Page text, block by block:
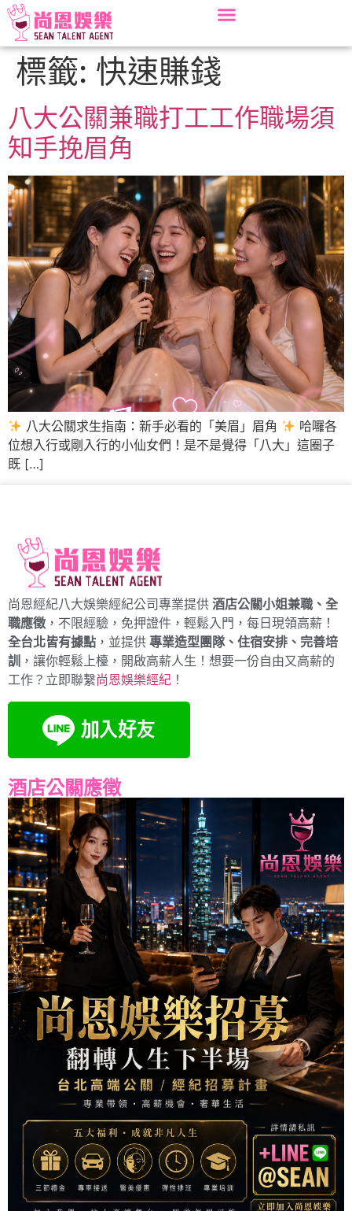
標籤: 快速賺錢
八大公關兼職打工工作職場須
知手挽眉角
八大公關求生指南：新手必看的「美眉」眉角
哈囉各
位想入行或剛入行的小仙女們！是不是覺得「八大」這圈子
既 […]
尚恩經紀八大娛樂經紀公司專業提供 酒店公關小姐兼職、全
職應徵 ，不限經驗，免押證件，輕鬆入門，每日現領高薪！
全台北皆有據點 ，並提供 專業造型團隊、住宿安排、完善培
訓
，讓你輕鬆上檯，開啟高薪人生！想要一份自由又高薪的
工作？立即聯繫尚恩娛樂經紀 ！
酒店公關應徵